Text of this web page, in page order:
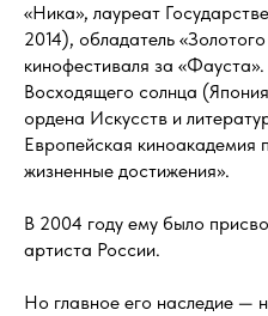
«Ника», лауреат
2014), обладатель
кинофестиваля за
Восходящего солнца
ордена Искусств и
Европейская киноакадемия
жизненные достижения».
В 2004 году ему было
артиста России.
Но главное его наследие —